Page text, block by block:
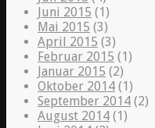
Juni 2015 (1)
Mai 2015 (3)
April 2015 (3)
Februar 2015 (1)
Januar 2015 (2)
Oktober 2014 (1)
September 2014 (2)
August 2014 (1)